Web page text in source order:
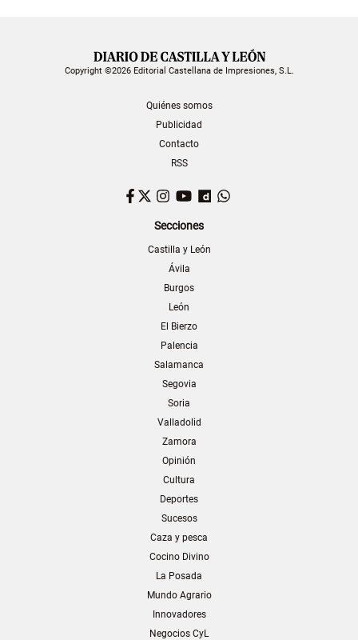
Copyright ©2026 Editorial Castellana de Impresiones, S.L.
Quiénes somos
Publicidad
Contacto
RSS
Facebook
TwitterInstagram
YouTubeDailymotion
Secciones
Castilla y León
Ávila
Burgos
León
El Bierzo
Palencia
Salamanca
Segovia
Soria
Valladolid
Zamora
Opinión
Cultura
Deportes
Sucesos
Caza y pesca
Cocino Divino
La Posada
Mundo Agrario
Innovadores
Negocios CyL